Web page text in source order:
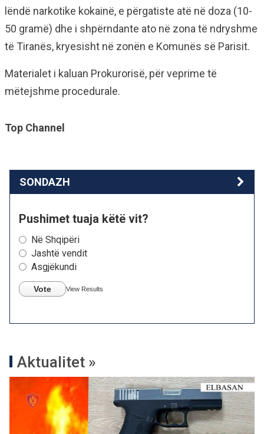
lëndë narkotike kokainë, e përgatiste atë në doza (10-
50 gramë) dhe i shpërndante ato në zona të ndryshme
të Tiranës, kryesisht në zonën e Komunës së Parisit.
Materialet i kaluan Prokurorisë, për veprime të
mëtejshme procedurale.
Top Channel
SONDAZH
Pushimet tuaja këtë vit?
Në Shqipëri
Jashtë vendit
Asgjëkundi
Vote View Results
Aktualitet »